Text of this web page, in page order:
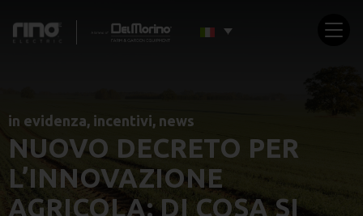
in evidenza, incentivi, news
NUOVO DECRETO PER
L’INNOVAZIONE
AGRICOLA: DI COSA SI